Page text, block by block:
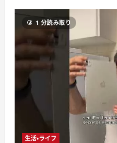
1 分読み取り
生活・ライフ